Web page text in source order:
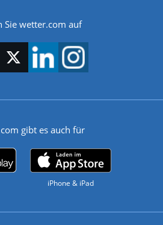
Sie wetter.com auf
gibt es auch für
iPhone & iPad